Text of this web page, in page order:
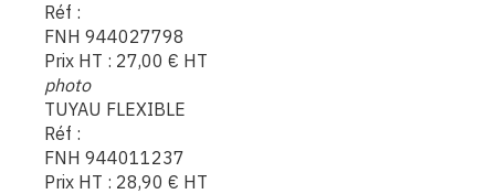
Réf :
FNH 944027798
Prix HT : 27,00 € HT
photo
TUYAU FLEXIBLE
Réf :
FNH 944011237
Prix HT : 28,90 € HT